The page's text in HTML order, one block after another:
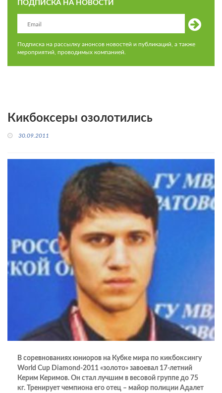
ПОДПИСКА НА НОВОСТИ
Подписка на рассылку анонсов новостей и публикаций, а также
мероприятий, проводимых компанией.
Кикбоксеры озолотились
30.09.2011
В соревнованиях юниоров на Кубке мира по кикбоксингу
World Cup Diamond-2011 «золото» завоевал 17-летний
Керим Керимов. Он стал лучшим в весовой группе до 75
кг. Тренирует чемпиона его отец – майор полиции Адалет